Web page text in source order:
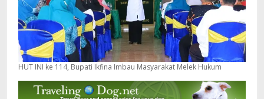
HUT INI ke 114, Bupati Ikfina Imbau Masyarakat Melek Hukum